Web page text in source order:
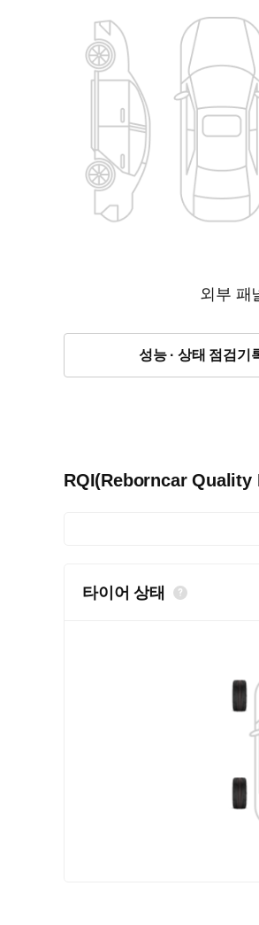
외부 패
성능 · 상태 점검기
RQI(Reborncar Quality
타이어 상태